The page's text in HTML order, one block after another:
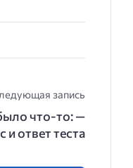
запись
что-то: —
и ответ теста